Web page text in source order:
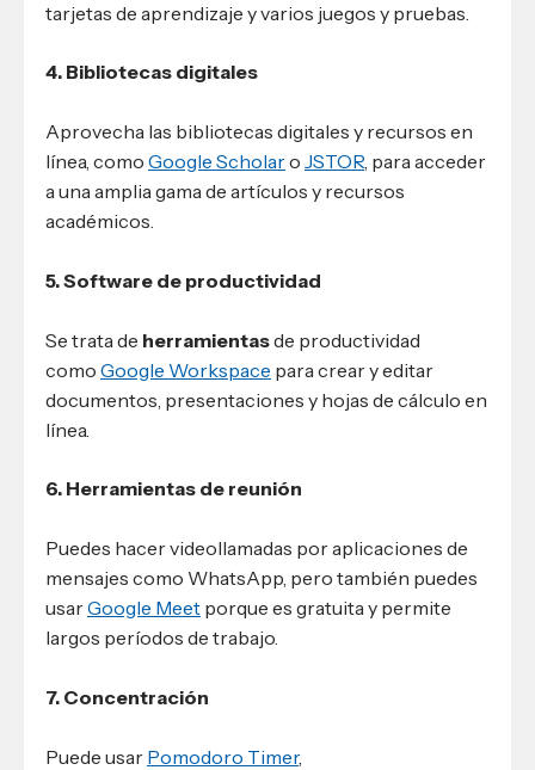
tarjetas de aprendizaje y varios juegos y pruebas.
4. Bibliotecas digitales
Aprovecha las bibliotecas digitales y recursos en
línea, como Google Scholaro JSTOR, para acceder
a una amplia gama de artículos y recursos
académicos.
5. Software de productividad
Se trata de herramientasde productividad
como Google Workspace para crear y editar
documentos, presentaciones y hojas de cálculo en
línea.
6. Herramientas de reunión
Puedes hacer videollamadas por aplicaciones de
mensajes como WhatsApp, pero también puedes
usarGoogle Meet porque es gratuita y permite
largos períodos de trabajo.
7. Concentración
Puede usar Pomodoro Timer,